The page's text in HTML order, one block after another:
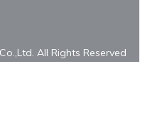
All Rights Reserved